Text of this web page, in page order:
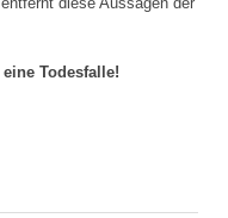
Todesfalle!